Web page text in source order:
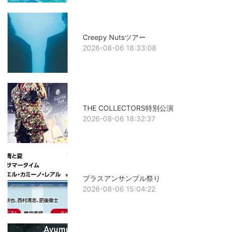
Creepy Nutsツアー
2026-08-06 18:33:08
THE COLLECTORS特別公演
2026-08-06 18:32:37
ブラスアンサンブル祭り
2026-08-06 15:04:22